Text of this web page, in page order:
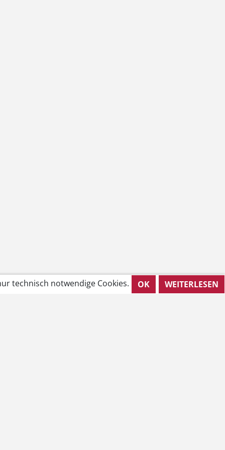
technisch notwendige Cookies. OK WEITERLESEN